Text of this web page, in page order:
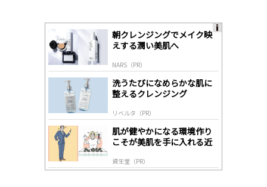
朝クレンジングでメイク映
えする潤い美肌へ
NARS（PR）
洗うたびになめらかな肌に
整えるクレンジング
リベルタ（PR）
肌が健やかになる環境作り
こそが美肌を手に入れる近
資生堂（PR）